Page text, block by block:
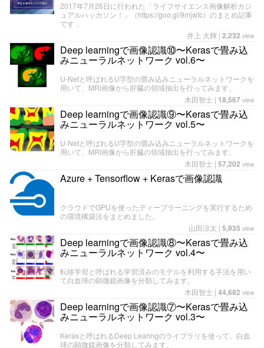
2017年7月26日に行われた「ライフサイエンス画像解析カジ
ュアルハッカソン！」（https://goo.gl/9mjwfc）のまとめ記事
です．
井上 大輝 | 2,232 view
Deep learningで画像認識⑩〜Kerasで畳み込
みニューラルネットワーク vol.6〜
U-Netと呼ばれるU字型の畳み込みニューラルネットワークを
用いて、MRI画像から肝臓の領域抽出を行ってみます。
木田智士 | 18,567 view
Deep learningで画像認識⑨〜Kerasで畳み込
みニューラルネットワーク vol.5〜
U-Netと呼ばれるU字型の畳み込みニューラルネットワークを
用いて、MRI画像から肝臓の領域抽出を行ってみます。
木田智士 | 57,202 view
Azure + Tensorflow + Kerasで画像認識
クラウドでGPUを使ったディープラーニングを実行するため
の環境構築法をまとめました。
山田涼太 | 5,935 view
Deep learningで画像認識⑧〜Kerasで畳み込
みニューラルネットワーク vol.4〜
転移学習と呼ばれる学習済みのモデルを利用する手法を用い
て白血球の顕微鏡画像を分類してみます。
木田智士 | 44,682 view
Deep learningで画像認識⑦〜Kerasで畳み込
みニューラルネットワーク vol.3〜
Kerasと呼ばれるDeep Learingのライブラリを使って、白血
球の顕微鏡画像を分類してみます。